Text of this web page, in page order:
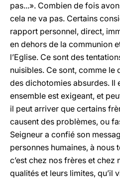
pas...». Combien de fois
cela ne va pas. Certains
rapport personnel, direct,
en dehors de la communion
l’Eglise. Ce sont des
nuisibles. Ce sont, comme le
des dichotomies absurdes. Il
ensemble est exigeant, et
il peut arriver que certains
causent des problèmes, ou
Seigneur a confié son
personnes humaines, à nous
c’est chez nos frères et
qualités et leurs limites, qu’il